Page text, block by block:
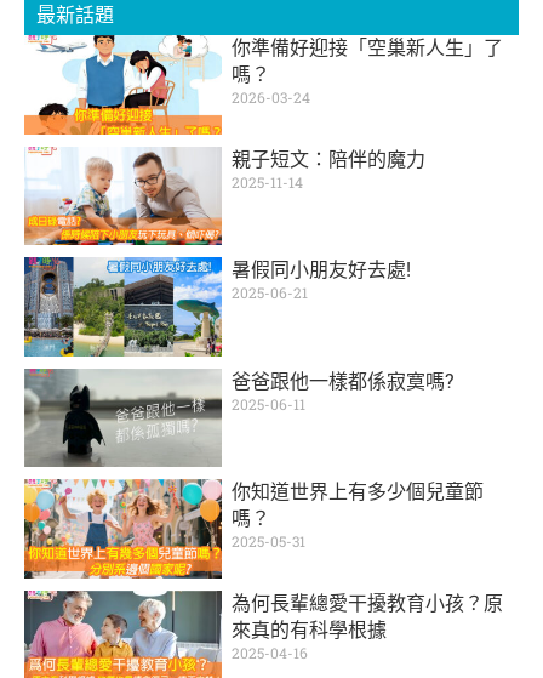
最新話題
你準備好迎接「空巢新人生」了
嗎？
2026-03-24
親子短文：陪伴的魔力
2025-11-14
暑假同小朋友好去處!
2025-06-21
爸爸跟他一樣都係寂寞嗎?
2025-06-11
你知道世界上有多少個兒童節
嗎？
2025-05-31
為何長輩總愛干擾教育小孩？原
來真的有科學根據
2025-04-16